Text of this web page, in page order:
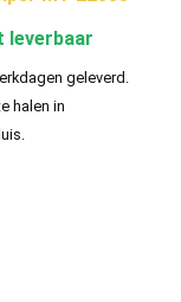
leverbaar
geleverd.
halen in